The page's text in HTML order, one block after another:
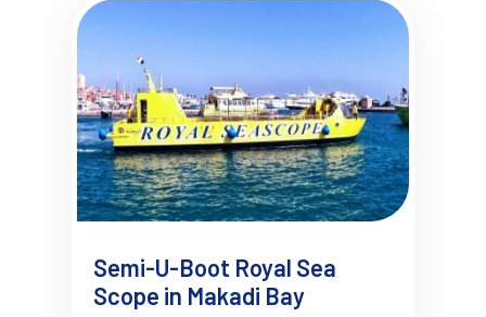
Semi-U-Boot Royal Sea
Scope in Makadi Bay